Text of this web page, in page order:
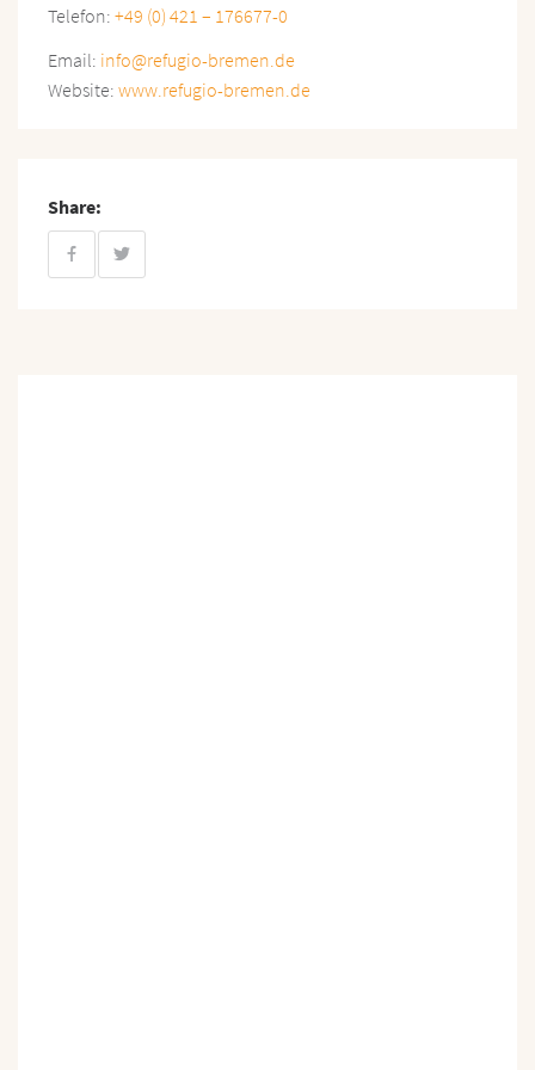
Telefon: +49 (0) 421 – 176677-0
Email: info@refugio-bremen.de
Website: www.refugio-bremen.de
Share: